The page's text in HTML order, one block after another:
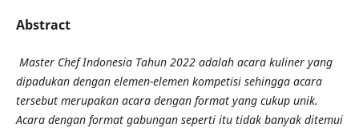
Abstract
Master Chef Indonesia Tahun 2022 adalah acara kuliner yang
dipadukan dengan elemen-elemen kompetisi sehingga acara
tersebut merupakan acara dengan format yang cukup unik.
Acara dengan format gabungan seperti itu tidak banyak ditemui